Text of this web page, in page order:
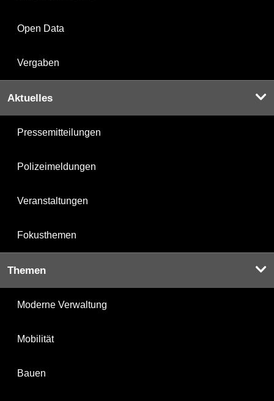
Open Data
Vergaben
Aktuelles
Pressemitteilungen
Polizeimeldungen
Veranstaltungen
Fokusthemen
Themen
Moderne Verwaltung
Mobilität
Bauen